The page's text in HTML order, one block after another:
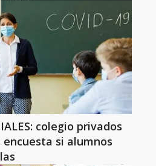
colegio privados
si alumnos